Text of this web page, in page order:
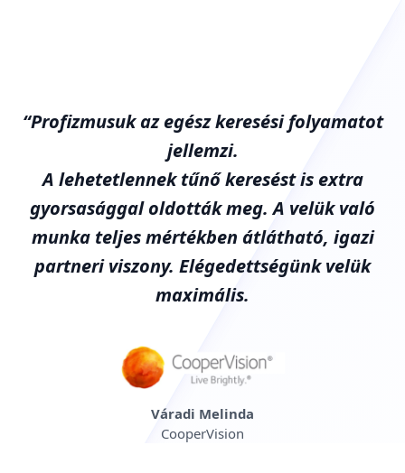
“Profizmusuk az egész keresési folyamatot
jellemzi.
A lehetetlennek tűnő keresést is extra
gyorsasággal oldották meg. A velük való
munka teljes mértékben átlátható, igazi
partneri viszony. Elégedettségünk velük
maximális.
Váradi Melinda
CooperVision